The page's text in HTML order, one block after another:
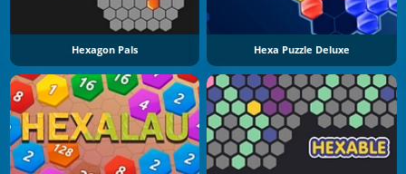
Hexagon Pals Hexa Puzzle Deluxe